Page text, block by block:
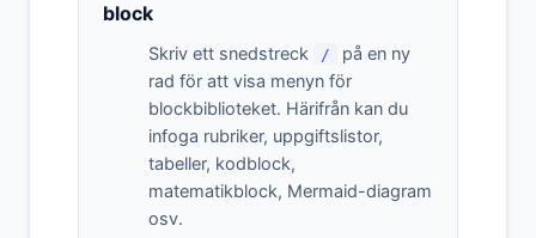
block
Skriv ett snedstreck /
på en ny
rad för att visa menyn för
blockbiblioteket. Härifrån kan du
infoga rubriker, uppgiftslistor,
tabeller, kodblock,
matematikblock, Mermaid-diagram
osv.